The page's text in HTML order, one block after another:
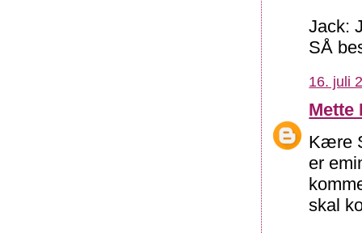
Jack:
SÅ
16. juli
Mette
Kære
er
skal